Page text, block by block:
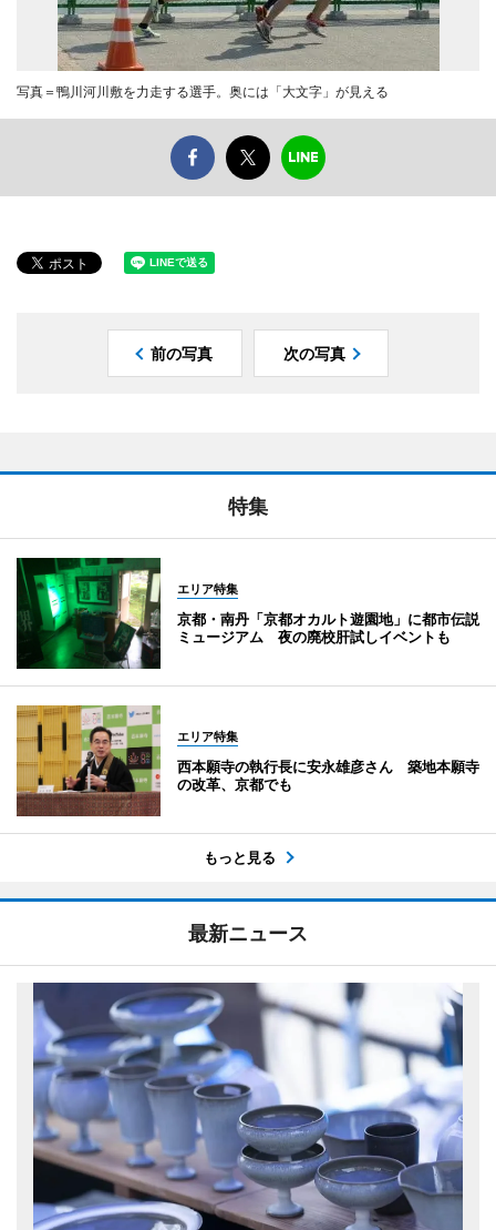
写真＝鴨川河川敷を力走する選手。奥には「大文字」が見える
前の写真 次の写真
特集
エリア特集
京都・南丹「京都オカルト遊園地」に都市伝説
ミュージアム 夜の廃校肝試しイベントも
エリア特集
西本願寺の執行長に安永雄彦さん 築地本願寺
の改革、京都でも
もっと見る
最新ニュース